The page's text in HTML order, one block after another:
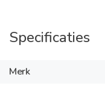
Specificaties
Merk